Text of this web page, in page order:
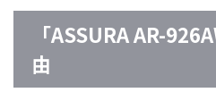
「ASSURA AR-
由